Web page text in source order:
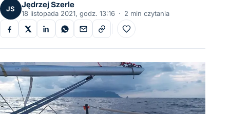
JS
Jędrzej Szerle
18 listopada 2021, godz. 13:16 · 2 min czytania
Do ulubionych